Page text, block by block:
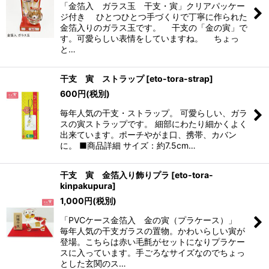
絞り込む
「金箔入 ガラス玉 干支・寅」クリアパッケー
ジ付き ひとつひとつ手づくりで丁寧に作られた
金箔入りのガラス玉です。 干支の「金の寅」で
す。可愛らしい表情をしていますね。 ちょっ
と…
干支 寅 ストラップ [eto-tora-strap]
600円(税別)
毎年人気の干支・ストラップ。 可愛らしい、ガラ
スの寅ストラップです。 細部にわたり細かくよく
出来ています。ポーチやがま口、携帯、カバン
に。 ■商品詳細 サイズ：約7.5cm…
干支 寅 金箔入り飾りプラ [eto-tora-
kinpakupura]
1,000円(税別)
「PVCケース金箔入 金の寅（プラケース）」
毎年人気の干支ガラスの置物。かわいらしい寅が
登場。こちらは赤い毛氈がセットになりプラケー
スに入っています。手ごろなサイズなのでちょっ
とした玄関のス…